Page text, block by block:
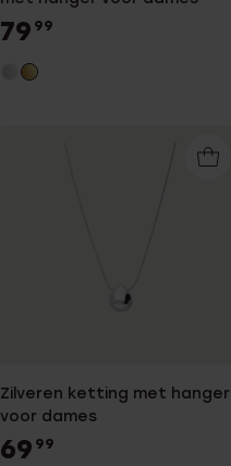
79 99
Zilveren ketting met hanger
voor dames
69 99